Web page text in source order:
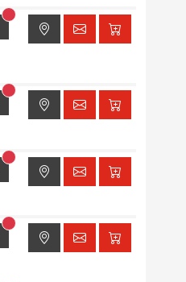
Brak dostępu do lokalizacji
Brak dostępu do lokalizacji
Brak dostępu do lokalizacji
Brak dostępu do lokalizacji